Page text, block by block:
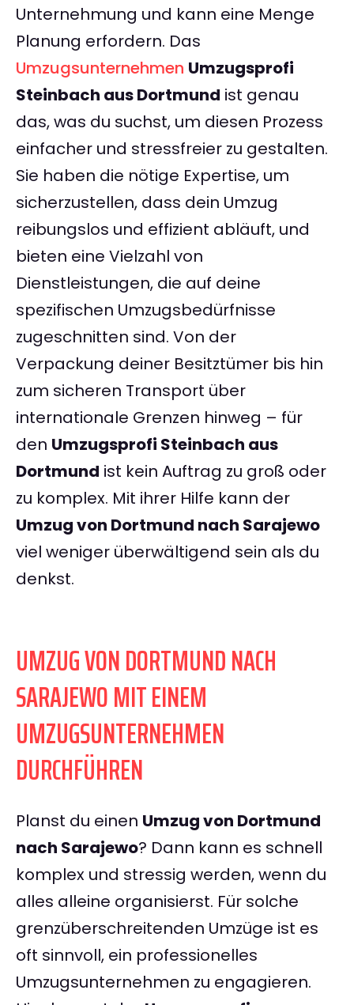
Unternehmung und kann eine Menge
Planung erfordern. Das
Umzugsunternehmen Umzugsprofi
Steinbach aus Dortmund ist genau
das, was du suchst, um diesen Prozess
einfacher und stressfreier zu gestalten.
Sie haben die nötige Expertise, um
sicherzustellen, dass dein Umzug
reibungslos und effizient abläuft, und
bieten eine Vielzahl von
Dienstleistungen, die auf deine
spezifischen Umzugsbedürfnisse
zugeschnitten sind. Von der
Verpackung deiner Besitztümer bis hin
zum sicheren Transport über
internationale Grenzen hinweg – für
den Umzugsprofi Steinbach aus
Dortmund ist kein Auftrag zu groß oder
zu komplex. Mit ihrer Hilfe kann der
Umzug von Dortmund nach Sarajewo
viel weniger überwältigend sein als du
denkst.
UMZUG VON DORTMUND NACH
SARAJEWO MIT EINEM
UMZUGSUNTERNEHMEN
DURCHFÜHREN
Planst du einen Umzug von Dortmund
nach Sarajewo? Dann kann es schnell
komplex und stressig werden, wenn du
alles alleine organisierst. Für solche
grenzüberschreitenden Umzüge ist es
oft sinnvoll, ein professionelles
Umzugsunternehmen zu engagieren.